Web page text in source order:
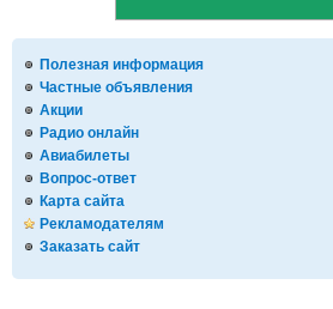
Полезная информация
Частные объявления
Акции
Радио онлайн
Авиабилеты
Вопрос-ответ
Карта сайта
Рекламодателям
Заказать сайт